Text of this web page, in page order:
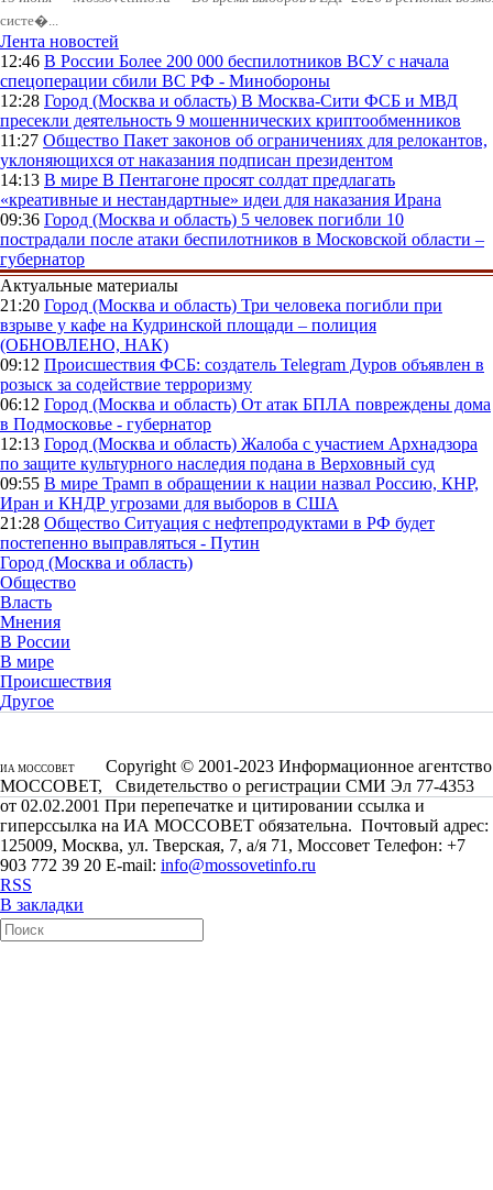
систе�...
Лента новостей
12:46 В России Более 200 000 беспилотников ВСУ с начала
спецоперации сбили ВС РФ - Минобороны
12:28 Город (Москва и область) В Москва-Сити ФСБ и МВД
пресекли деятельность 9 мошеннических криптообменников
11:27 Общество Пакет законов об ограничениях для релокантов,
уклоняющихся от наказания подписан президентом
14:13 В мире В Пентагоне просят солдат предлагать
«креативные и нестандартные» идеи для наказания Ирана
09:36 Город (Москва и область) 5 человек погибли 10
пострадали после атаки беспилотников в Московской области –
губернатор
Актуальные материалы
21:20 Город (Москва и область) Три человека погибли при
взрыве у кафе на Кудринской площади – полиция
(ОБНОВЛЕНО, НАК)
09:12 Происшествия ФСБ: создатель Telegram Дуров объявлен в
розыск за содействие терроризму
06:12 Город (Москва и область) От атак БПЛА повреждены дома
в Подмосковье - губернатор
12:13 Город (Москва и область) Жалоба с участием Архнадзора
по защите культурного наследия подана в Верховный суд
09:55 В мире Трамп в обращении к нации назвал Россию, КНР,
Иран и КНДР угрозами для выборов в США
21:28 Общество Ситуация с нефтепродуктами в РФ будет
постепенно выправляться - Путин
Город (Москва и область)
Общество
Власть
Мнения
В России
В мире
Происшествия
Другое
ИА МОССОВЕТ
Copyright © 2001-2023 Информационное агентство
МОССОВЕТ, Свидетельство о регистрации СМИ Эл 77-4353
от 02.02.2001 При перепечатке и цитировании ссылка и
гиперссылка на ИА МОССОВЕТ обязательна. Почтовый адрес:
125009, Москва, ул. Тверская, 7, а/я 71, Моссовет Телефон: +7
903 772 39 20 E-mail: info@mossovetinfo.ru
RSS
В закладки